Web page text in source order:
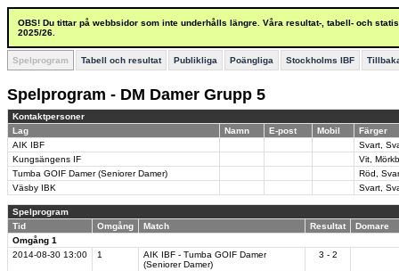
OBS! Du tittar på webbsidor som inte underhålls längre. Våra resultat-, tabell- och
2025/26.
Spelprogram Tabell och resultat Publikliga Poängliga Stockholms IBF
Spelprogram - DM Damer Grupp 5
Kontaktpersoner
Lag
Namn E-post Mobil
Färger
AIK IBF
Svart,
Kungsängens IF
Vit,
Tumba GOIF Damer (Seniorer Damer)
Röd,
Väsby IBK
Svart,
Spelprogram
Tid
Omgång Match Resultat Domare
Omgång 1
2014-08-30 13:00 1
AIK IBF - Tumba GOIF Damer
(Seniorer Damer)
3 - 2